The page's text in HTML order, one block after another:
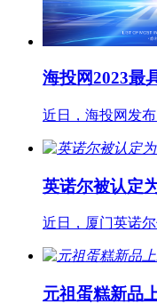
海投网2023最
近日，海投网发
英诺尔被认定
近日，厦门英诺
元祖蛋糕新品